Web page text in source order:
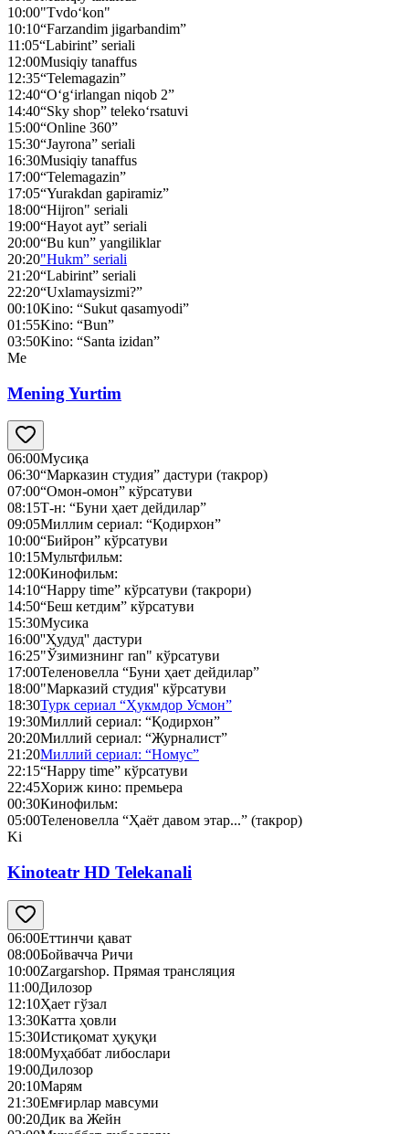
10:00"Tvdo‘kon"
10:10“Farzandim jigarbandim”
11:05“Labirint” seriali
12:00Musiqiy tanaffus
12:35“Telemagazin”
12:40“O‘g‘irlangan niqob 2”
14:40“Sky shop” teleko‘rsatuvi
15:00“Online 360”
15:30“Jayrona” seriali
16:30Musiqiy tanaffus
17:00“Telemagazin”
17:05“Yurakdan gapiramiz”
18:00“Hijron" seriali
19:00“Hayot ayt” seriali
20:00“Bu kun” yangiliklar
20:20"Hukm” seriali
21:20“Labirint” seriali
22:20“Uxlamaysizmi?”
00:10Kino: “Sukut qasamyodi”
01:55Kino: “Bun”
03:50Kino: “Santa izidan”
Me
Mening Yurtim
06:00Мусиқа
06:30“Марказин студия” дастури (такрор)
07:00“Омон-омон” кўрсатуви
08:15Т-н: “Буни ҳает дейдилар”
09:05Миллим сериал: “Қодирхон”
10:00“Бийрон” кўрсатуви
10:15Мультфильм:
12:00Кинофильм:
14:10“Happy time” кўрсатуви (такрори)
14:50“Беш кетдим” кўрсатуви
15:30Мусика
16:00''Ҳудуд'' дастури
16:25"Ўзимизнинг ran" кўрсатуви
17:00Теленовелла “Буни ҳает дейдилар”
18:00"Марказий студия'' кўрсатуви
18:30Турк сериал “Ҳукмдор Усмон”
19:30Миллий сериал: “Қодирхон”
20:20Миллий сериал: “Журналист”
21:20Миллий сериал: “Номус”
22:15“Happy time” кўрсатуви
22:45Хориж кино: премьера
00:30Кинофильм:
05:00Теленовелла “Ҳаёт давом этар...” (такрор)
Ki
Kinoteatr HD Telekanali
06:00Еттинчи қават
08:00Бойвачча Ричи
10:00Zargarshop. Прямая трансляция
11:00Дилозор
12:10Ҳает гўзал
13:30Катта ҳовли
15:30Истиқомат ҳуқуқи
18:00Муҳаббат либослари
19:00Дилозор
20:10Марям
21:30Емғирлар мавсуми
00:20Дик ва Жейн